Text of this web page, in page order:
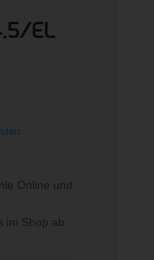
EL
Online und
im Shop ab.